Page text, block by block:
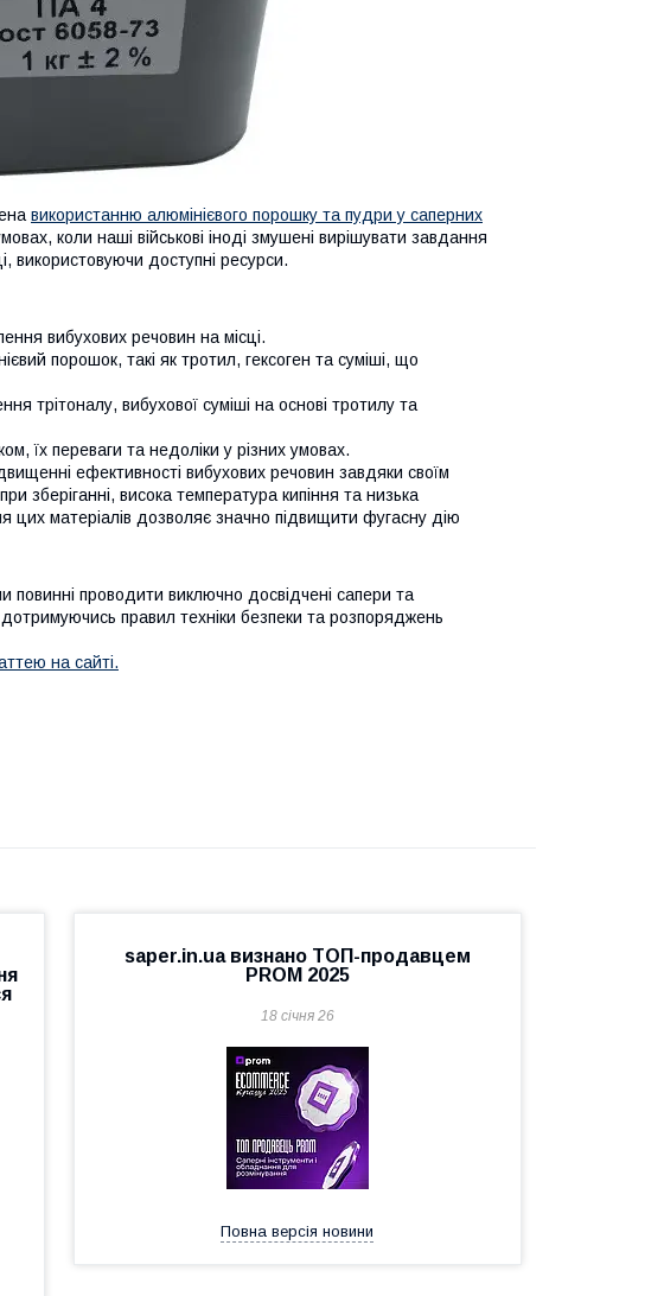
використанню алюмінієвого порошку та пудри у саперних
коли наші військові іноді змушені вирішувати завдання
використовуючи доступні ресурси.
вибухових речовин на місці.
порошок, такі як тротил, гексоген та суміші, що
трітоналу, вибухової суміші на основі тротилу та
їх переваги та недоліки у різних умовах.
ефективності вибухових речовин завдяки своїм
зберіганні, висока температура кипіння та низька
матеріалів дозволяє значно підвищити фугасну дію
повинні проводити виключно досвідчені сапери та
правил техніки безпеки та розпоряджень
на сайті.
saper.in.ua визнано ТОП-продавцем
PROM 2025
18 січня 26
Повна версія новини